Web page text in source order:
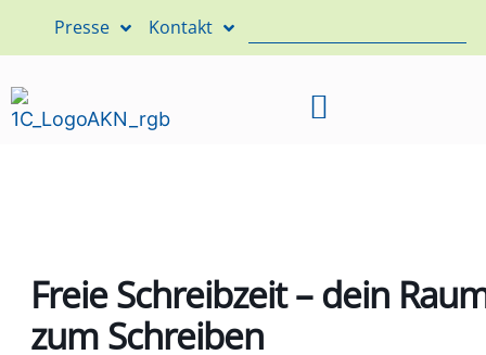
Presse Kontakt
Freie Schreibzeit – dein
zum Schreiben